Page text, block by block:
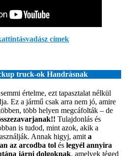
címek
truck-ok Handrásnak
értelme, ezt tapasztalat nélkül
Ez a jármű csak arra nem jó, amire
több helyen megcáfolták – de
Tulajdonlás és
is tudod, mint azok, akik a
Annak higyj, amit a
az arcodba tol és legyél annyira
járni dolgoknak, amelyek téged